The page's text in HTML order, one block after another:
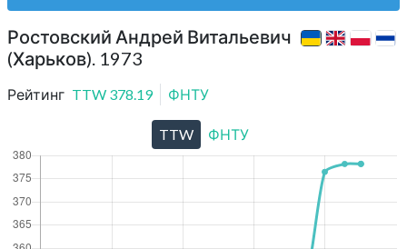
Ростовский Андрей Витальевич
(Харьков). 1973
Рейтинг TTW 378.19 ФНТУ
TTW ФНТУ